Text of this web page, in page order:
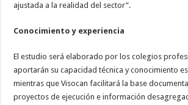
ajustada a la realidad del sector”.
Conocimiento y experiencia
El estudio será elaborado por los colegios
aportarán su capacidad técnica y conocimiento
mientras que Visocan facilitará la base
proyectos de ejecución e información